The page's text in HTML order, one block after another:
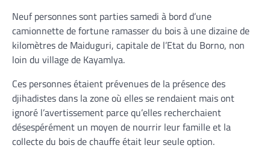
Neuf personnes sont parties samedi à bord d’une
camionnette de fortune ramasser du bois à une dizaine de
kilomètres de Maiduguri, capitale de l’Etat du Borno, non
loin du village de Kayamlya.
Ces personnes étaient prévenues de la présence des
djihadistes dans la zone où elles se rendaient mais ont
ignoré l’avertissement parce qu’elles recherchaient
désespérément un moyen de nourrir leur famille et la
collecte du bois de chauffe était leur seule option.